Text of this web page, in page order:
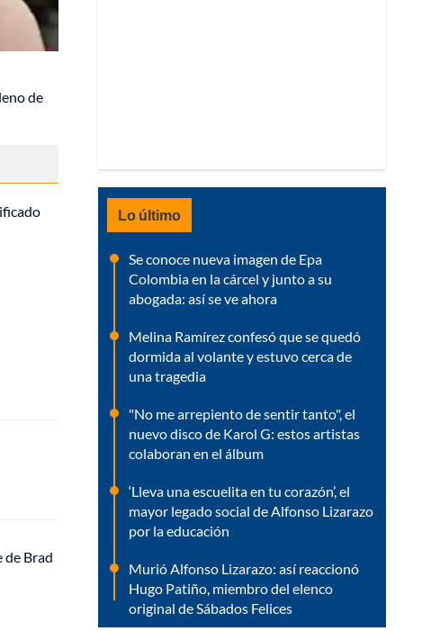
de
de Brad
Lo último
Se conoce nueva imagen de Epa
Colombia en la cárcel y junto a su
abogada: así se ve ahora
Melina Ramírez confesó que se quedó
dormida al volante y estuvo cerca de
una tragedia
"No me arrepiento de sentir tanto", el
nuevo disco de Karol G: estos artistas
colaboran en el álbum
‘Lleva una escuelita en tu corazón’, el
mayor legado social de Alfonso Lizarazo
por la educación
Murió Alfonso Lizarazo: así reaccionó
Hugo Patiño, miembro del elenco
original de Sábados Felices